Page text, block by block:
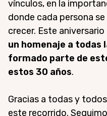
vínculos, en la
donde cada persona
crecer. Este
un homenaje a todas
formado parte de
estos 30 años.
Gracias a todas y
este recorrido.